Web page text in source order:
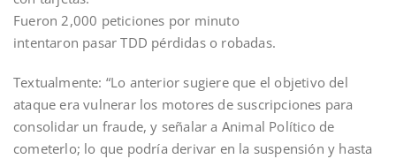
Fueron 2,000 peticiones por minuto
intentaron pasar TDD pérdidas o robadas.
Textualmente: “Lo anterior sugiere que el objetivo del
ataque era vulnerar los motores de suscripciones para
consolidar un fraude, y señalar a Animal Político de
cometerlo; lo que podría derivar en la suspensión y hasta